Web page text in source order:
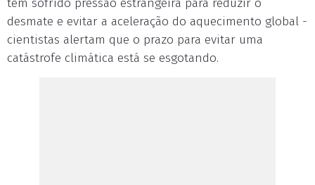
tem sofrido pressão estrangeira para reduzir o
desmate e evitar a aceleração do aquecimento global -
cientistas alertam que o prazo para evitar uma
catástrofe climática está se esgotando.